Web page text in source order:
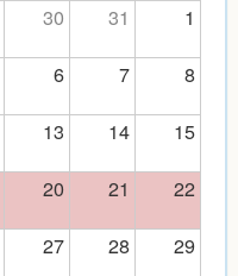
30 31
1
6 7 8
13 14
15
20 21
22
27 28
29